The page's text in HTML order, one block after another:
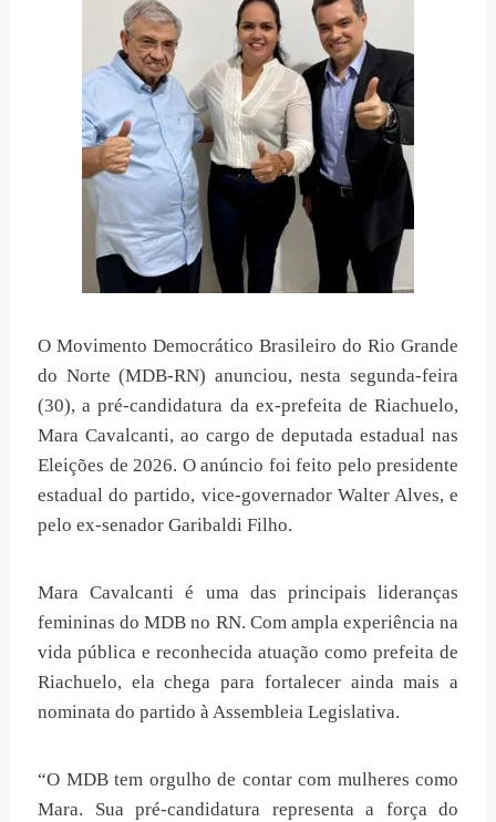
O Movimento Democrático Brasileiro do Rio Grande
do Norte (MDB-RN) anunciou, nesta segunda-feira
(30), a pré-candidatura da ex-prefeita de Riachuelo,
Mara Cavalcanti, ao cargo de deputada estadual nas
Eleições de 2026. O anúncio foi feito pelo presidente
estadual do partido, vice-governador Walter Alves, e
pelo ex-senador Garibaldi Filho.
Mara Cavalcanti é uma das principais lideranças
femininas do MDB no RN. Com ampla experiência na
vida pública e reconhecida atuação como prefeita de
Riachuelo, ela chega para fortalecer ainda mais a
nominata do partido à Assembleia Legislativa.
“O MDB tem orgulho de contar com mulheres como
Mara. Sua pré-candidatura representa a força do